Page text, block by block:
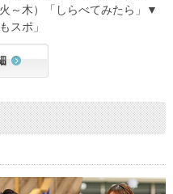
～木）「しらべてみたら」▼
スポ」